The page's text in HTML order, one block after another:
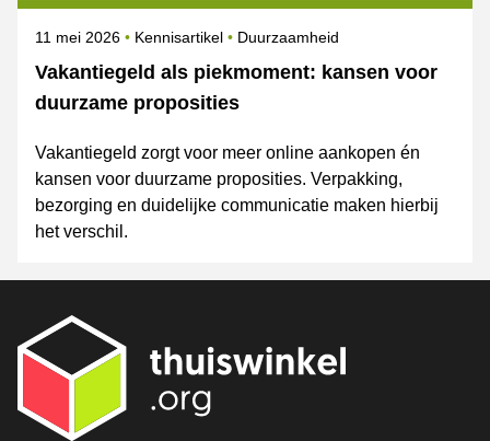
Vakantiegeld als piekmoment: kansen voor
duurzame proposities
Gepubliceerd op
11 mei 2026 Kennisartikel Onderwerpen
Duurzaamheid
Vakantiegeld zorgt voor meer online aankopen én
kansen voor duurzame proposities. Verpakking,
bezorging en duidelijke communicatie maken hierbij
het verschil.